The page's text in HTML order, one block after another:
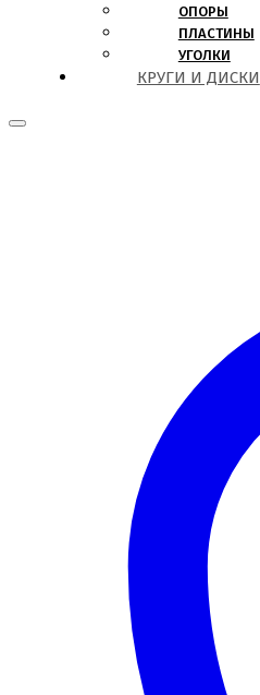
ОПОРЫ
ПЛАСТИНЫ
УГОЛКИ
КРУГИ И ДИСКИ